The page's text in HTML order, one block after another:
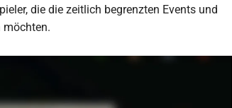
die die zeitlich begrenzten Events und
möchten.